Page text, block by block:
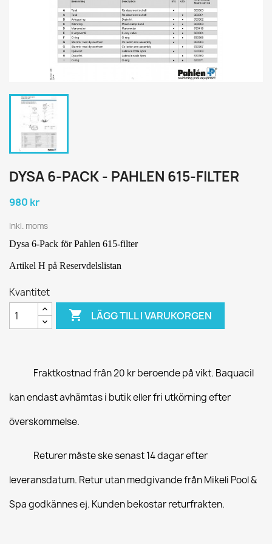
DYSA 6-PACK - PAHLEN 615-FILTER
980 kr
Inkl. moms
Dysa 6-Pack för Pahlen 615-filter
Artikel H på Reservdelslistan
Kvantitet
 LÄGG TILL I VARUKORGEN
Fraktkostnad från 20 kr beroende på vikt. Baquacil
kan endast avhämtas i butik eller fri utkörning efter
överskommelse.
Returer måste ske senast 14 dagar efter
leveransdatum. Retur utan medgivande från Mikeli Pool &
Spa godkännes ej. Kunden bekostar returfrakten.